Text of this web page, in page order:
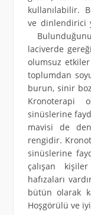
kullanılabilir.
ve dinlendirici
laciverde
olumsuz
toplumdan
burun, sinir
Kronoterapi
sinüslerine
mavisi de
rengidir.
sinüslerine
çalışan
hafızaları
bütün olarak
Hoşgörülü ve